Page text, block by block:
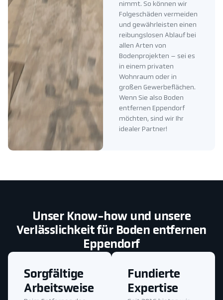
nimmt. So können wir
Folgeschäden vermeiden
und gewährleisten einen
reibungslosen Ablauf bei
allen Arten von
Bodenprojekten – sei es
in einem privaten
Wohnraum oder in
großen Gewerbeflächen.
Wenn Sie also Boden
entfernen Eppendorf
möchten, sind wir Ihr
idealer Partner!
Unser Know-how und unsere
Verlässlichkeit für Boden entfernen
Eppendorf
Fundierte
Expertise
Sorgfältige
Arbeitsweise